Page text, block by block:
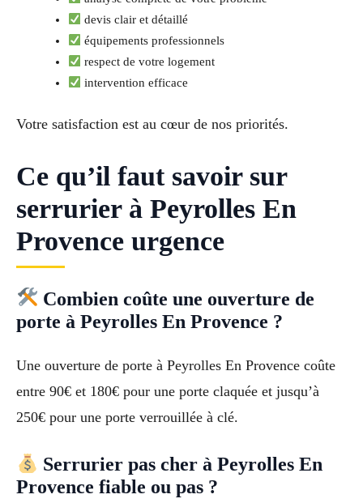
devis clair et détaillé
équipements professionnels
respect de votre logement
intervention efficace
Votre satisfaction est au cœur de nos priorités.
Ce qu’il faut savoir sur
serrurier à Peyrolles En
Provence urgence
Combien coûte une ouverture de
porte à Peyrolles En Provence ?
Une ouverture de porte à Peyrolles En Provence coûte
entre 90€ et 180€ pour une porte claquée et jusqu’à
250€ pour une porte verrouillée à clé.
Serrurier pas cher à Peyrolles En
Provence fiable ou pas ?